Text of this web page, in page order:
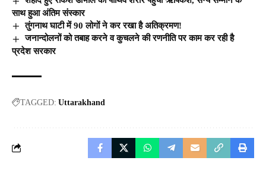
साथ हुआ अंतिम संस्कार
तुंगनाथ घाटी में 90 लोगों ने कर रखा है अतिक्रमण!
जनान्दोलनों को तबाह करने व कुचलने की रणनीति पर काम कर रही है
प्रदेश सरकार
TAGGED: Uttarakhand